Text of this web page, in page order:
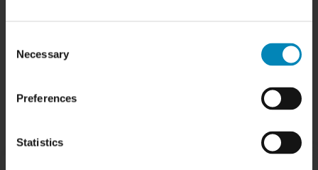
Selection
Necessary
Preferences
Statistics
Som tilmeldt i kundeklubben er du blandt de første til at modtage
seneste nyheder, tips & tricks samt gode tilbud direkte på email eller